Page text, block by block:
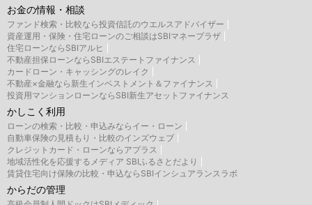
お金の情報・相談
ファンド検索・比較なら投資信託のウエルスアドバイザー
資産運用・保険・住宅ローンのご相談はSBIマネープラザ
住宅ローンならSBIアルヒ
不動産担保ローンならSBIエステートファイナンス
カードローン・キャッシングのレイク
不動産×金融なら新生インベストメント＆ファイナンス
投資用マンションローンならSBI新生アセットファイナンス
かしこく利用
ローンの検索・比較・申込みならイー・ローン
自動車保険の見積もり・比較のインズウェブ
クレジットカード・ローンならアプラス
地域活性化を応援するメディア SBIふるさとだより
賃貸住宅向け保険の比較・申込ならSBIインシュアランスラボ
からだの管理